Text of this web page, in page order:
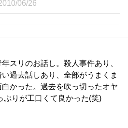
06/26
スリのお話し。殺人事件あり、
い過去話しあり、全部がうまくま
かった。過去を吹っ切ったオヤ
ぷりが工口くて良かった(笑)